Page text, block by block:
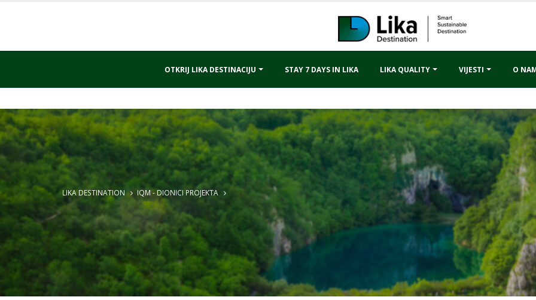
OTKRIJ LIKA DESTINACIJU STAY 7 DAYS IN LIKA LIKA QUALITY VIJESTI O
LIKA DESTINATION IQM - DIONICI PROJEKTA